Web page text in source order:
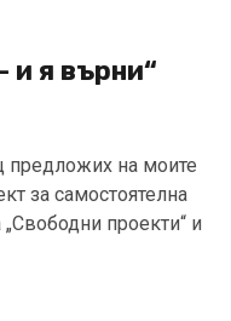
и я върни“
предложих на моите
за самостоятелна
проекти“ и